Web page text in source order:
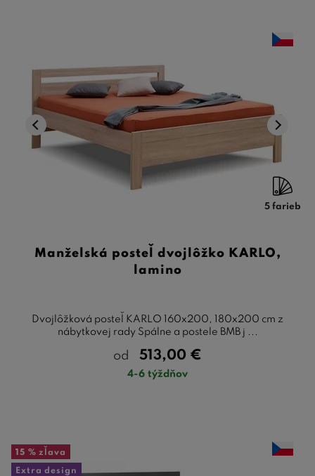
5 farieb
Manželská posteľ dvojlôžko KARLO,
lamino
Dvojlôžková posteľ KARLO 160x200, 180x200 cm z
nábytkovej rady Spálne a postele BMB j ...
od 513,00 €
4-6 týždňov
15 % zľava
Extra design